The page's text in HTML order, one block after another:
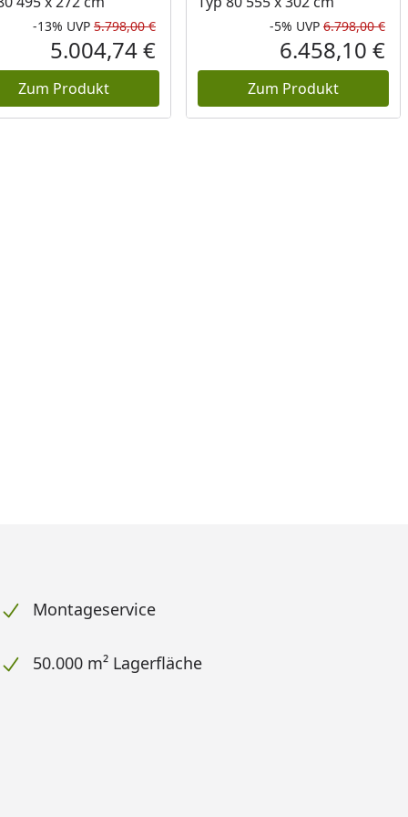
Preis
Rabatt in Prozent
-13%
Ursprünglicher Preis
UVP 5.798,00 €
Aktueller Preis
5.004,74 €
Zum Produkt
-5% UVP 6.798,00 €
6.458,10 €
Zum Produkt
Montageservice
50.000 m² Lagerfläche